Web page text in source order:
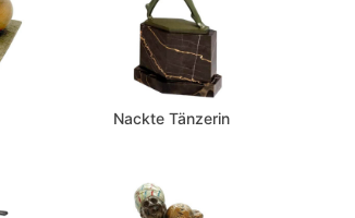
Nackte Tänzerin